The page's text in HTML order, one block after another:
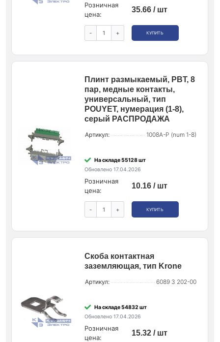
Розничная
цена:
35.66 / шт
- + КУПИТЬ
Плинт размыкаемый, PBT, 8
пар, медные контакты,
универсальный, тип
POUYET, нумерация (1-8),
серый РАСПРОДАЖА
Артикул: 1008A-P (num 1-8)
На складе 55128 шт
Обновлено 17.04.2026
Розничная
цена:
10.16 / шт
- + КУПИТЬ
Скоба контактная
заземляющая, тип Krone
Артикул: 6089 3 202-00
На складе 54832 шт
Обновлено 17.04.2026
Розничная
цена:
15.32 / шт